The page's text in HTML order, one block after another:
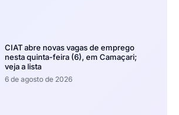
CIAT abre novas vagas de emprego
nesta quinta-feira (6), em Camaçari;
veja a lista
6 de agosto de 2026